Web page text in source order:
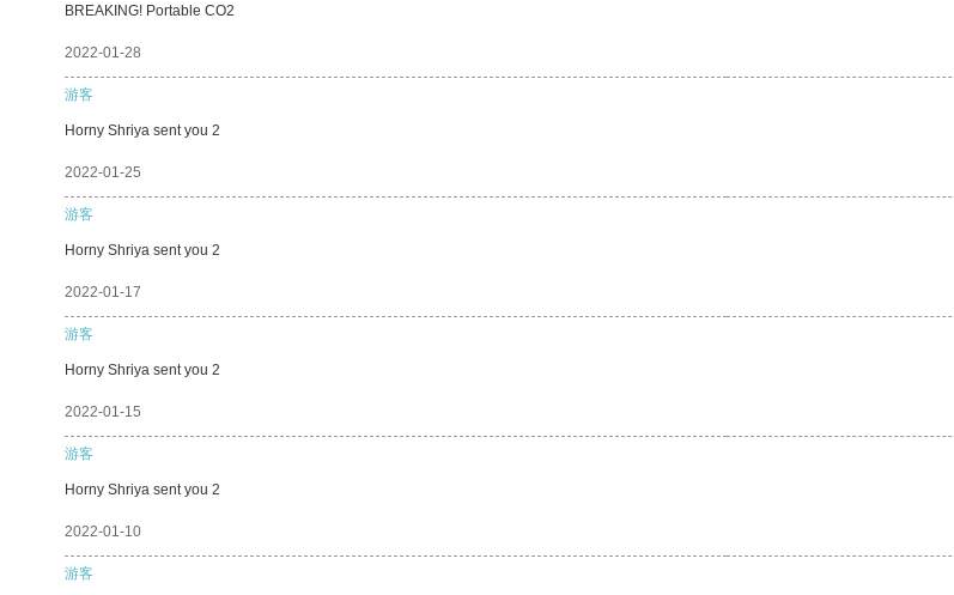
BREAKING! Portable CO2
2022-01-28
游客
Horny Shriya sent you 2
2022-01-25
游客
Horny Shriya sent you 2
2022-01-17
游客
Horny Shriya sent you 2
2022-01-15
游客
Horny Shriya sent you 2
2022-01-10
游客